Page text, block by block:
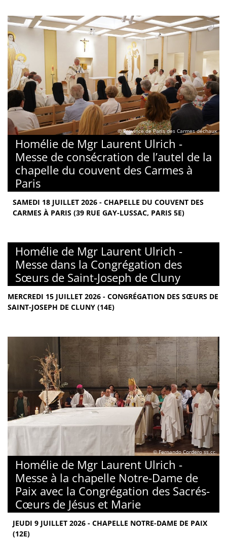
© Province de Paris des Carmes déchaux
Homélie de Mgr Laurent Ulrich -
Messe de consécration de l’autel de la
chapelle du couvent des Carmes à
Paris
SAMEDI 18 JUILLET 2026 - CHAPELLE DU COUVENT DES
CARMES À PARIS (39 RUE GAY-LUSSAC, PARIS 5E)
Homélie de Mgr Laurent Ulrich -
Messe dans la Congrégation des
Sœurs de Saint-Joseph de Cluny
MERCREDI 15 JUILLET 2026 - CONGRÉGATION DES SŒURS DE
SAINT-JOSEPH DE CLUNY (14E)
© Fernando Cordero ss.cc.
Homélie de Mgr Laurent Ulrich -
Messe à la chapelle Notre-Dame de
Paix avec la Congrégation des Sacrés-
Cœurs de Jésus et Marie
JEUDI 9 JUILLET 2026 - CHAPELLE NOTRE-DAME DE PAIX
(12E)